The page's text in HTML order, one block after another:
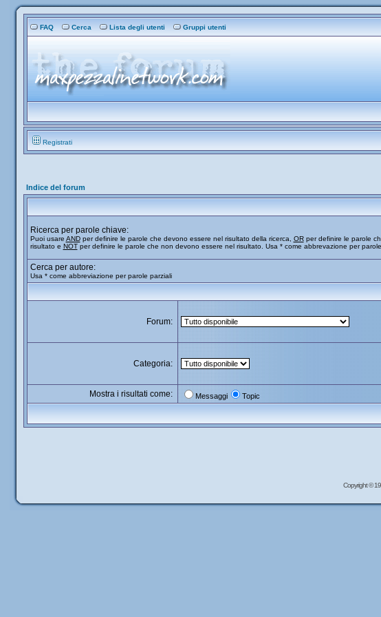
FAQ Cerca Lista degli utenti Gruppi utenti
Registrati
Indice del forum
Ricerca per parole chiave:
Puoi usare ANDper definire le parole che devono essere nel risultato della ricerca, ORper definire le parole
risultato e NOTper definire le parole che non devono essere nel risultato. Usa * come abbrevazione per
Cerca per autore:
Usa * come abbreviazione per parole parziali
Forum:
Categoria:
Mostra i risultati come: Messaggi Topic
Copyright ©